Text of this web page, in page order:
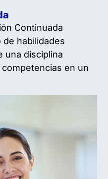
Continuada
habilidades
una disciplina
en un